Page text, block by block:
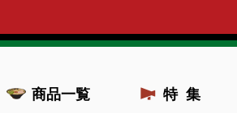
商品一覧 特集